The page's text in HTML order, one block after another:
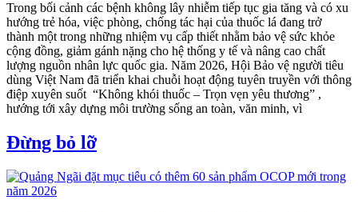
Trong bối cảnh các bệnh không lây nhiễm tiếp tục gia tăng và có xu
hướng trẻ hóa, việc phòng, chống tác hại của thuốc lá đang trở
thành một trong những nhiệm vụ cấp thiết nhằm bảo vệ sức khỏe
cộng đồng, giảm gánh nặng cho hệ thống y tế và nâng cao chất
lượng nguồn nhân lực quốc gia. Năm 2026, Hội Bảo vệ người tiêu
dùng Việt Nam đã triển khai chuỗi hoạt động tuyên truyền với thông
điệp xuyên suốt “Không khói thuốc – Trọn vẹn yêu thương” ,
hướng tới xây dựng môi trường sống an toàn, văn minh, vì
Đừng bỏ lỡ